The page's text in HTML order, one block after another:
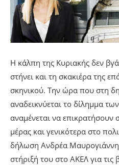
Η κάλπη της Κυριακής δεν
στήνει και τη σκακιέρα της
σκηνικού. Την ώρα που στη
αναδεικνύεται το δίλημμα
αναμένεται να επικρατήσουν
μέρας και γενικότερα στο
δήλωση Ανδρέα
στήριξή του στο ΑΚΕΛ για τις